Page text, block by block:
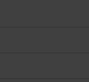
déduite à la fin de
sur : les livres, les